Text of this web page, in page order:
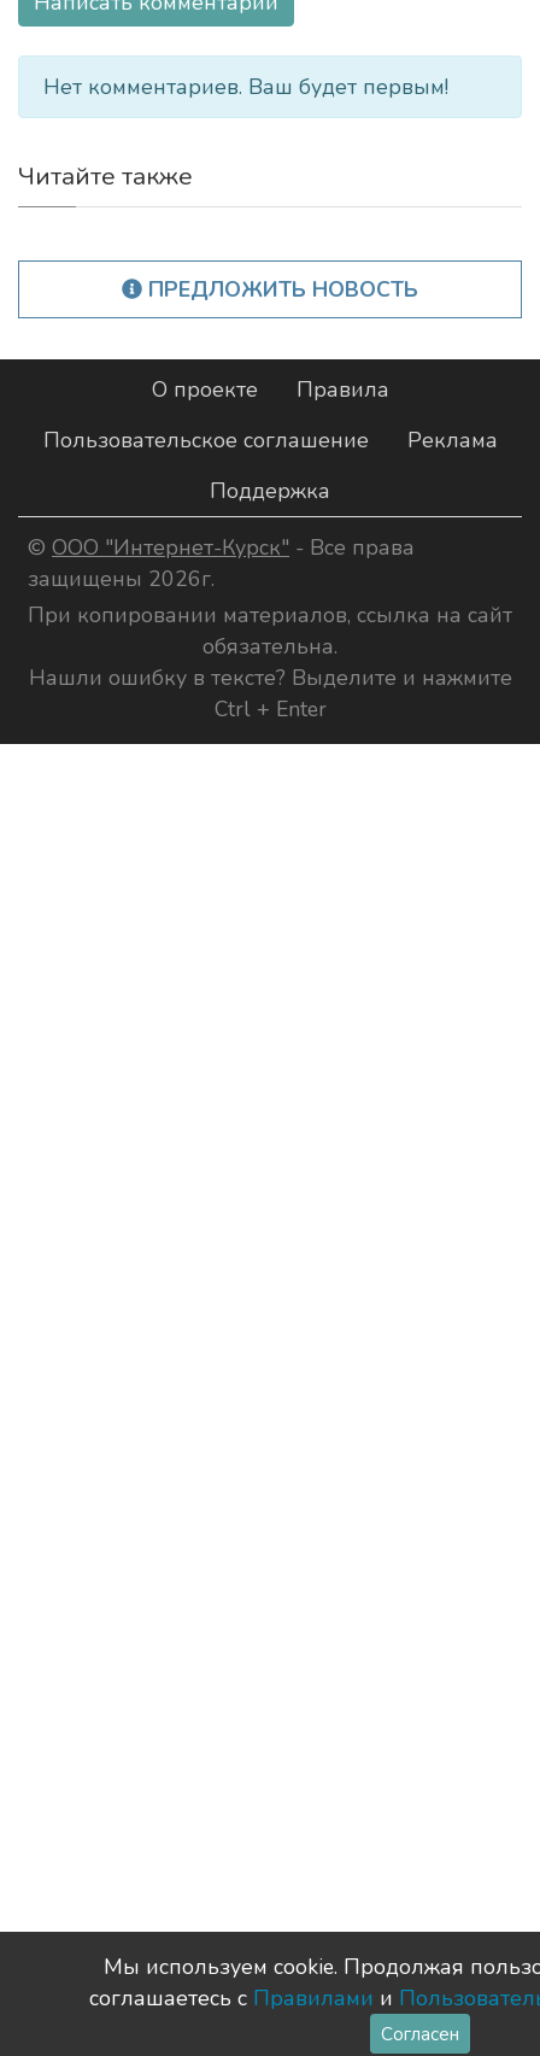
Нет комментариев. Ваш будет первым!
Читайте также
ПРЕДЛОЖИТЬ НОВОСТЬ
О проекте
Правила
Пользовательское соглашение
Реклама
Поддержка
© ООО "Интернет-Курск" - Все права
защищены 2026г.
При копировании материалов, ссылка на сайт
обязательна.
Нашли ошибку в тексте? Выделите и нажмите
Ctrl + Enter
Мы используем сookie. Продолжая
соглашаетесь с Правилами и
Согласен